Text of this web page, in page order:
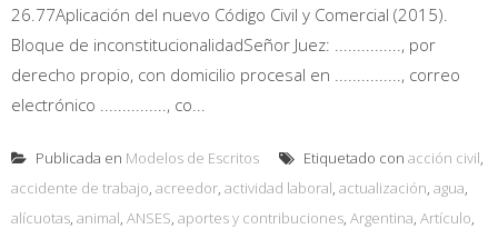
26.77Aplicación del nuevo Código Civil y Comercial (2015).
Bloque de inconstitucionalidadSeñor Juez: ..............., por
derecho propio, con domicilio procesal en ..............., correo
electrónico ..............., co...
Publicada en Modelos de Escritos Etiquetado con acción civil,
accidente de trabajo, acreedor, actividad laboral, actualización, agua,
alícuotas, animal, ANSES, aportes y contribuciones, Argentina, Artículo,